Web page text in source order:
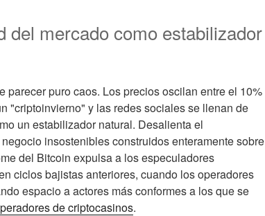
del mercado como estabilizador
puro caos. Los precios oscilan entre el 10%
"criptoinvierno" y las redes sociales se llenan de
un estabilizador natural. Desalienta el
insostenibles construidos enteramente sobre
del Bitcoin expulsa a los especuladores
ciclos bajistas anteriores, cuando los operadores
espacio a actores más conformes a los que se
de criptocasinos.